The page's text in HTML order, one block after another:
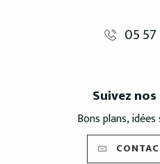
05
Suivez
Bons plans,